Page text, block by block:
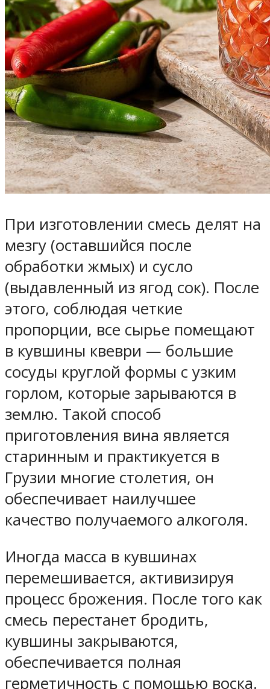
При изготовлении смесь делят на
мезгу (оставшийся после
обработки жмых) и сусло
(выдавленный из ягод сок). После
этого, соблюдая четкие
пропорции, все сырье помещают
в кувшины квеври — большие
сосуды круглой формы с узким
горлом, которые зарываются в
землю. Такой способ
приготовления вина является
старинным и практикуется в
Грузии многие столетия, он
обеспечивает наилучшее
качество получаемого алкоголя.
Иногда масса в кувшинах
перемешивается, активизируя
процесс брожения. После того как
смесь перестанет бродить,
кувшины закрываются,
обеспечивается полная
герметичность с помощью воска.